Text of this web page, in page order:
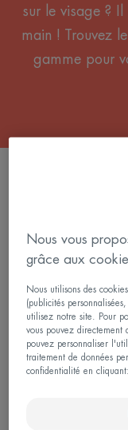
sur le visage ?
main ! Trouvez
gamme pour
5 résultats
Nous vous
grâce aux
Nous utilisons des
(publicités
utilisez notre site. Pour
vous pouvez directement
pouvez personnaliser
traitement de données
confidentialité en cliquant: